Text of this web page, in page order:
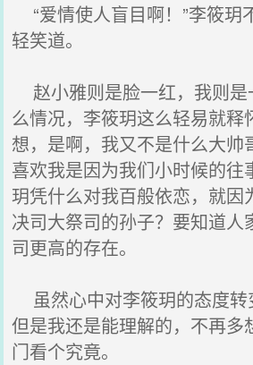
“爱情使人盲目啊！”李筱玥
轻笑道。
赵小雅则是脸一红，我则是
么情况，李筱玥这么轻易就释
想，是啊，我又不是什么大帅
喜欢我是因为我们小时候的往
玥凭什么对我百般依恋，就因
决司大祭司的孙子？要知道人
司更高的存在。
虽然心中对李筱玥的态度转
但是我还是能理解的，不再多
门看个究竟。